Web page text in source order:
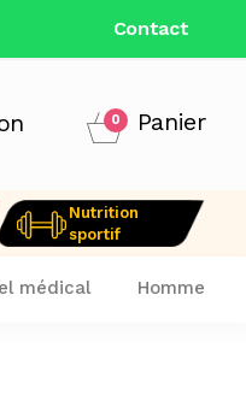
Contact
Panier
0
Nutrition
sportif
médical Homme